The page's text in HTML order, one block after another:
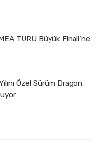
TURU Büyük Finali’ne
Özel Sürüm Dragon